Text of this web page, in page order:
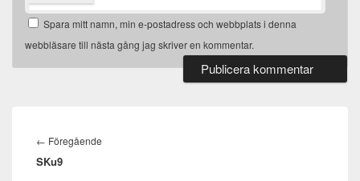
Spara mitt namn, min e-postadress och webbplats i denna
webbläsare till nästa gång jag skriver en kommentar.
← Föregående
SKu9